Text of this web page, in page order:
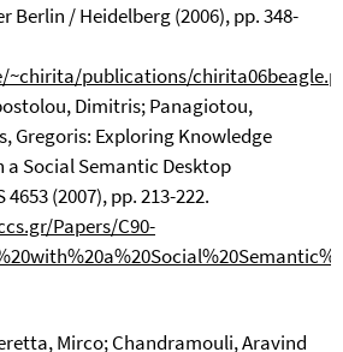
Berlin / Heidelberg (2006), pp. 348-
~chirita/publications/
Dimitris; Panagiotou,
Gregoris: Exploring Knowledge
Social Semantic Desktop
(2007), pp. 213-222.
Papers/C90-
Mirco; Chandramouli, Aravind